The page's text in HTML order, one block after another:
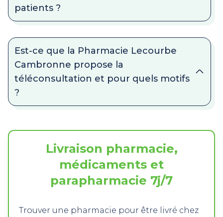
patients ?
Est-ce que la Pharmacie Lecourbe
Cambronne propose la
téléconsultation et pour quels motifs
?
Livraison pharmacie,
médicaments et
parapharmacie 7j/7
Trouver une pharmacie pour être livré chez